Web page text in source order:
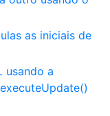
as iniciais de
usando a